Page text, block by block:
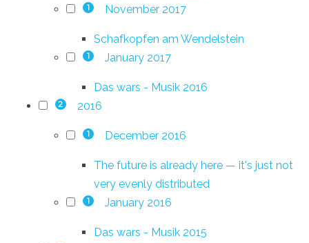
1 November 2017
Schafkopfen am Wendelstein
1 January 2017
Das wars - Musik 2016
2 2016
1 December 2016
The future is already here — it's just not
very evenly distributed
1 January 2016
Das wars - Musik 2015